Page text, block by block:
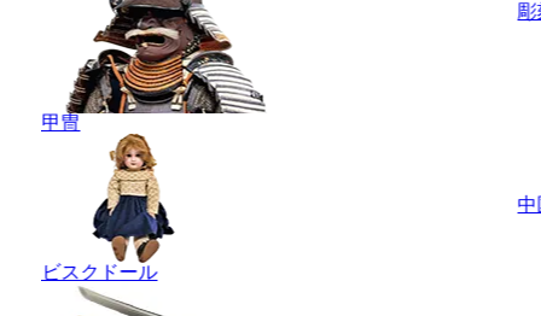
甲冑
ビスクドール
彫
中